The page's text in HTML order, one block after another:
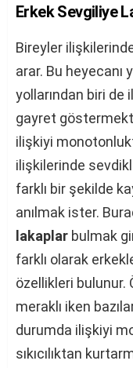
Erkek Sevgiliye
Bireyler
arar. Bu heyecanı
yollarından biri de
gayret
ilişkiyi
ilişkilerinde
farklı bir şekilde
anılmak ister.
lakaplar bulmak
farklı olarak
özellikleri bulunur.
meraklı iken
durumda ilişkiyi
sıkıcılıktan